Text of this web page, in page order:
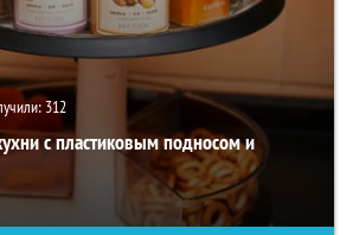
312
с пластиковым подносом и